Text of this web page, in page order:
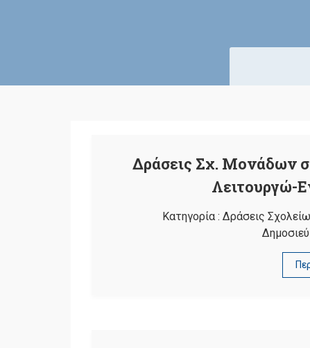
Δράσεις Σχ. Μονάδων
Λειτουργώ-
Κατηγορία : Δράσεις